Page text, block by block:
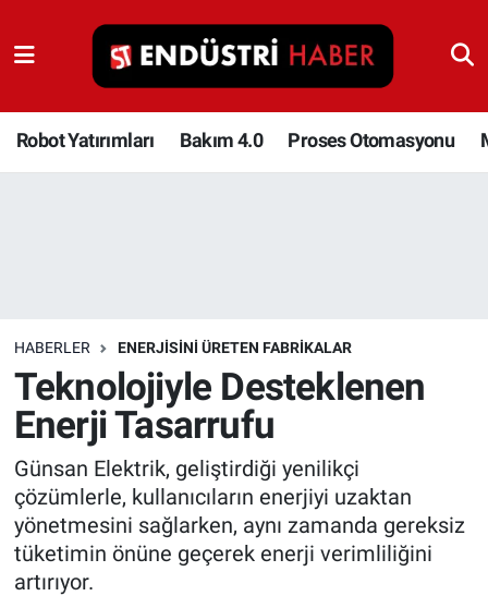
Robot Yatırımları Bakım 4.0 Proses Otomasyonu
HABERLER ENERJISINI ÜRETEN FABRIKALAR
Teknolojiyle Desteklenen
Enerji Tasarrufu
Günsan Elektrik, geliştirdiği yenilikçi
çözümlerle, kullanıcıların enerjiyi uzaktan
yönetmesini sağlarken, aynı zamanda gereksiz
tüketimin önüne geçerek enerji verimliliğini
artırıyor.
Robot Yatırımları
Bakım 4.0
Depolama Çözümleri
İnşaat ve Malzeme
HaberOrtak
EndüstriST
Enerjisini Üreten Fabrikalar